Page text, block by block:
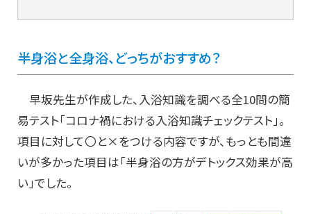
半身浴と全身浴、どっちがおすすめ？
早坂先生が作成した、入浴知識を調べる全10問の簡
易テスト「コロナ禍における入浴知識チェックテスト」。
項目に対して〇と×をつける内容ですが、もっとも間違
いが多かった項目は「半身浴の方がデトックス効果が高
い」でした。